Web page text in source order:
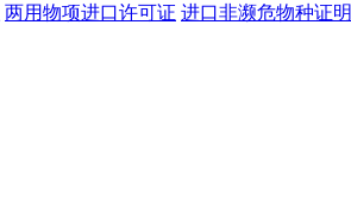
两用物项进口许可证 进口非濒危物种证明